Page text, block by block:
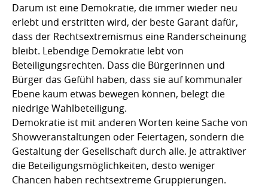
Darum ist eine Demokratie, die immer wieder neu
erlebt und erstritten wird, der beste Garant dafür,
dass der Rechtsextremismus eine Randerscheinung
bleibt. Lebendige Demokratie lebt von
Beteiligungsrechten. Dass die Bürgerinnen und
Bürger das Gefühl haben, dass sie auf kommunaler
Ebene kaum etwas bewegen können, belegt die
niedrige Wahlbeteiligung.
Demokratie ist mit anderen Worten keine Sache von
Showveranstaltungen oder Feiertagen, sondern die
Gestaltung der Gesellschaft durch alle. Je attraktiver
die Beteiligungsmöglichkeiten, desto weniger
Chancen haben rechtsextreme Gruppierungen.